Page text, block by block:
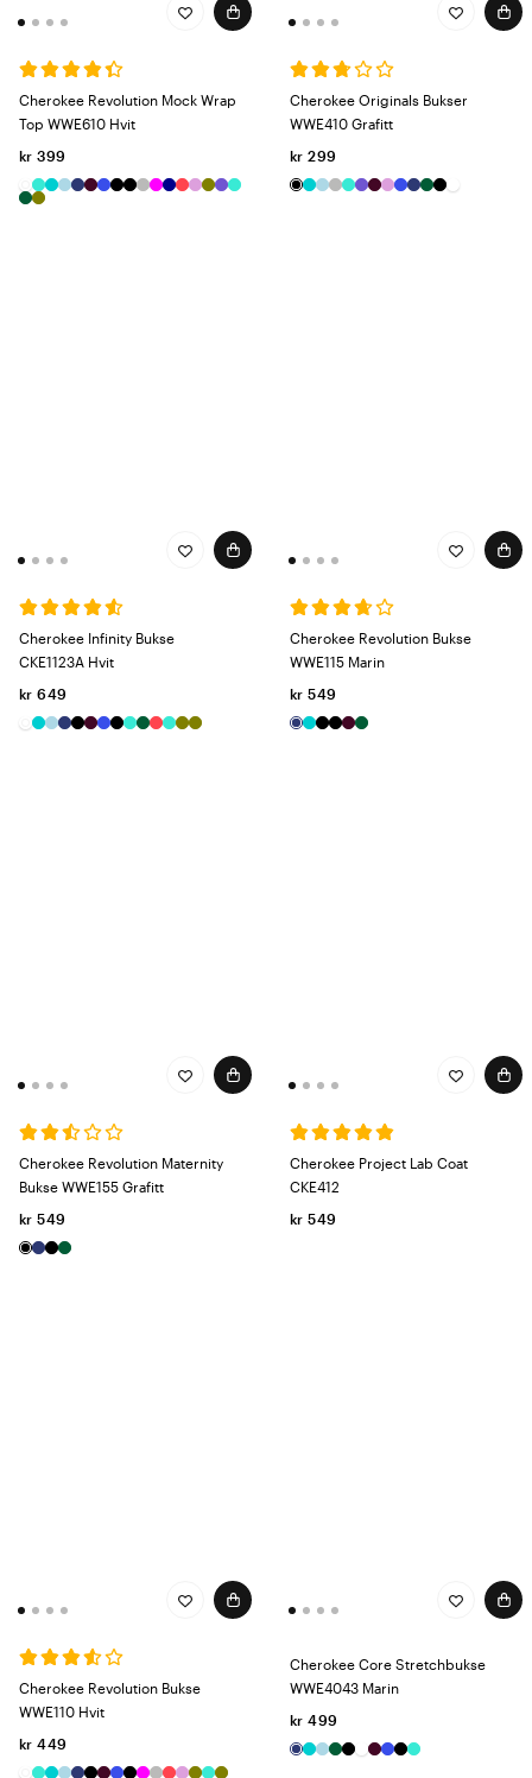
Cherokee Revolution Mock Wrap
Top WWE610 Hvit
kr 399
Cherokee Originals Bukser
WWE410 Grafitt
kr 299
Cherokee Infinity Bukse
CKE1123A Hvit
kr 649
Cherokee Revolution Bukse
WWE115 Marin
kr 549
Cherokee Revolution Maternity
Bukse WWE155 Grafitt
kr 549
Cherokee Project Lab Coat
CKE412
kr 549
Cherokee Revolution Bukse
WWE110 Hvit
kr 449
Cherokee Core Stretchbukse
WWE4043 Marin
kr 499